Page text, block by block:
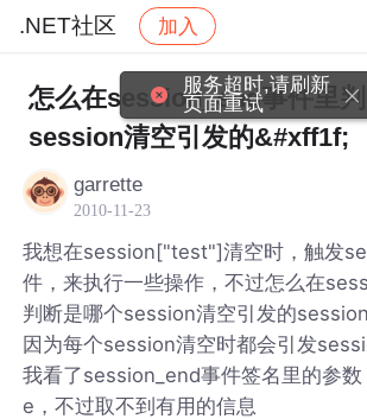
.NET社区 加入
社区 .NET社区 帖子详情
怎么在session_end事件里
session清空引发的&#xff1f;
garrette
2010-11-23
我想在session["test"]清空时，触发
件，来执行一些操作，不过怎么在
判断是哪个session清空引发的
因为每个session清空时都会引发
我看了session_end事件签名里的参
e，不过取不到有用的信息
服务超时,请刷新
页面重试